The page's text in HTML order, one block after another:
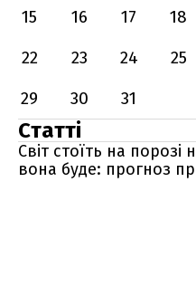
15
16 17 18
22
23 24 25
29
30 31
Статті
Світ стоїть на порозі
вона буде: прогноз